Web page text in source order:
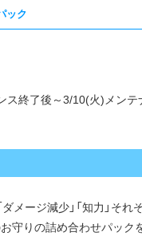
ック
ス終了後～3/10(火)メンテ
ダメージ減少」「知力」そ
守りの詰め合わせパック